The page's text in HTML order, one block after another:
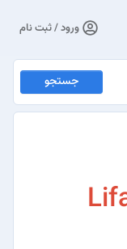
ورود / ثبت نام
جستجو